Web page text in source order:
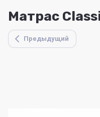
Матрас
Предыдущий